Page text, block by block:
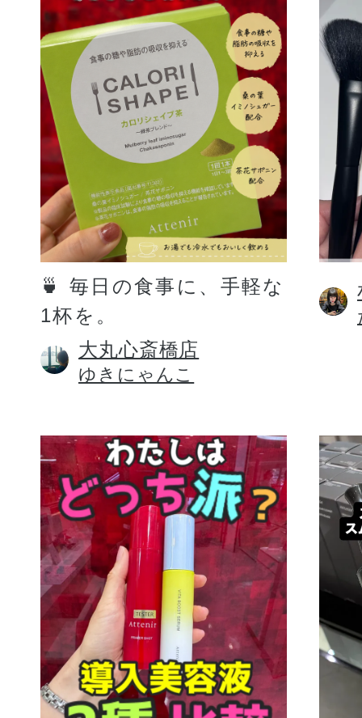
お友達紹介サ
定期お届けサ
スキンケア人気ライン
ドレススノー
ドレスリフト
プリマモイスト
🍵 毎日の食事に、手軽な
1杯を。
大丸心斎橋店
ゆきにゃんこ